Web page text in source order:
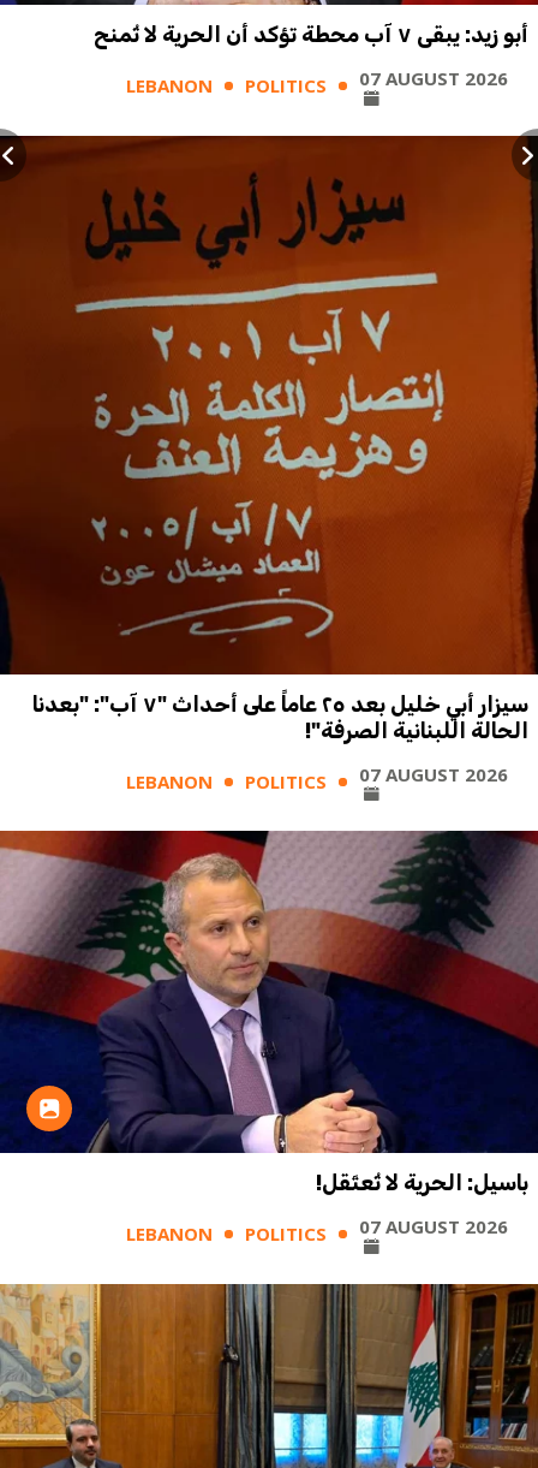
أبو زيد: يبقى ٧ آب محطة تؤكد أن الحرية لا تُمنح
LEBANON POLITICS 07 AUGUST 2026
سيزار أبي خليل بعد ٢٥ عاماً على أحداث "٧ آب": "بعدنا
الحالة اللبنانية الصرفة"!
LEBANON POLITICS 07 AUGUST 2026
باسيل: الحرية لا تُعتَقل!
LEBANON POLITICS 07 AUGUST 2026